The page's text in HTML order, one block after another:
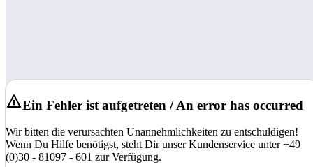
Ein Fehler ist aufgetreten / An error has occurred
Wir bitten die verursachten Unannehmlichkeiten zu entschuldigen!
Wenn Du Hilfe benötigst, steht Dir unser Kundenservice unter +49
(0)30 - 81097 - 601 zur Verfügung.